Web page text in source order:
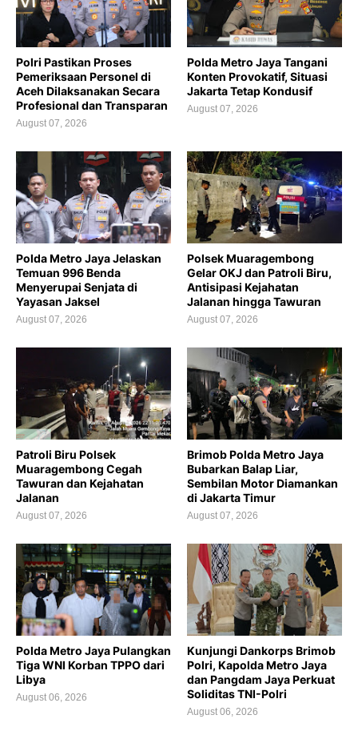
Polri Pastikan Proses
Pemeriksaan Personel di
Aceh Dilaksanakan Secara
Profesional dan Transparan
August 07, 2026
Polda Metro Jaya Tangani
Konten Provokatif, Situasi
Jakarta Tetap Kondusif
August 07, 2026
Polda Metro Jaya Jelaskan
Temuan 996 Benda
Menyerupai Senjata di
Yayasan Jaksel
August 07, 2026
Polsek Muaragembong
Gelar OKJ dan Patroli Biru,
Antisipasi Kejahatan
Jalanan hingga Tawuran
August 07, 2026
Patroli Biru Polsek
Muaragembong Cegah
Tawuran dan Kejahatan
Jalanan
August 07, 2026
Brimob Polda Metro Jaya
Bubarkan Balap Liar,
Sembilan Motor Diamankan
di Jakarta Timur
August 07, 2026
Polda Metro Jaya Pulangkan
Tiga WNI Korban TPPO dari
Libya
August 06, 2026
Kunjungi Dankorps Brimob
Polri, Kapolda Metro Jaya
dan Pangdam Jaya Perkuat
Soliditas TNI-Polri
August 06, 2026